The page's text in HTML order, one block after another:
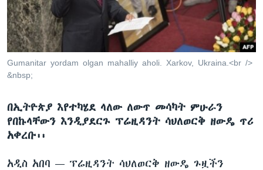
ቋንቋዎች
Gumanitar yordam olgan mahalliy aholi. Xarkov, Ukraina.<br />
&nbsp;
በኢትዮጵያ እየተካሄደ ላለው ለውጥ መሳካት ምሁራን
የበኩላቸውን እንዲያደርጉ ፕሬዚዳንት ሳህለወርቅ ዘውዴ ጥሪ
አቀረቡ፡፡
አዲስ አበባ — ፕሬዚዳንት ሳህለወርቅ ዘውዴ ጉዟችን